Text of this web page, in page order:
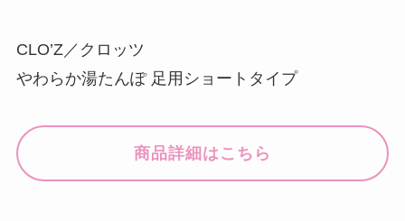
CLO’Z／クロッツ
やわらか湯たんぽ 足用ショートタイプ
商品詳細はこちら